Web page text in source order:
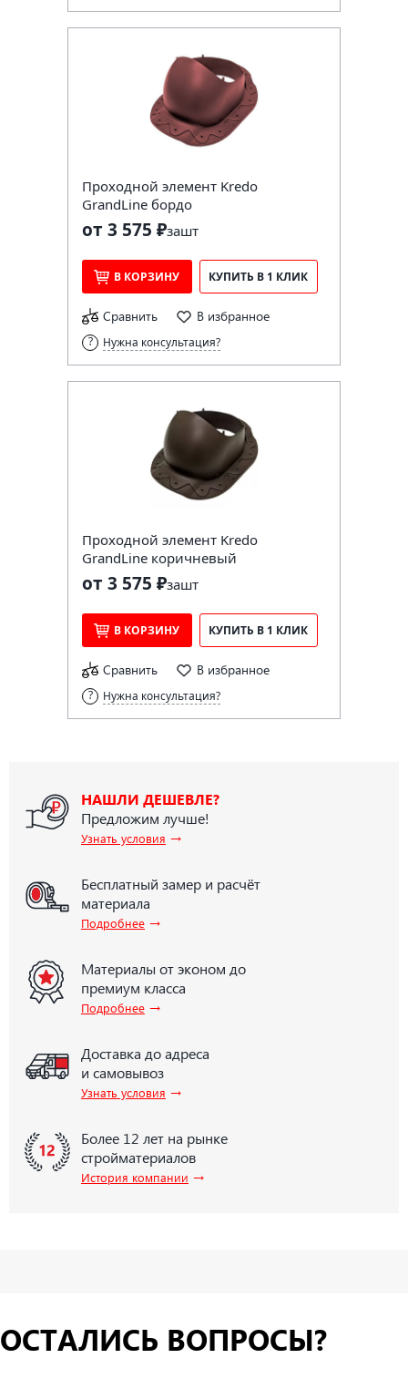
Проходной элемент Kredo
GrandLine бордо
от 3 575 ₽зашт
В КОРЗИНУ КУПИТЬ В 1 КЛИК
Сравнить В избранное
Нужна консультация?
Проходной элемент Kredo
GrandLine коричневый
от 3 575 ₽зашт
В КОРЗИНУ КУПИТЬ В 1 КЛИК
Сравнить В избранное
Нужна консультация?
НАШЛИ ДЕШЕВЛЕ?
Предложим лучше!
Узнать условия →
Бесплатный замер и расчёт
материала
Подробнее →
Материалы от эконом до
премиум класса
Подробнее →
Доставка до адреса
и самовывоз
Узнать условия →
Более 12 лет на рынке
стройматериалов
История компании →
ОСТАЛИСЬ ВОПРОСЫ?